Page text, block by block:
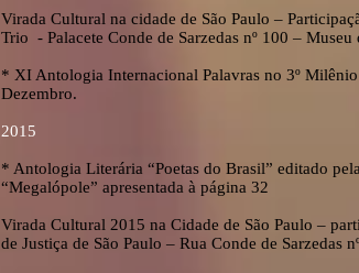
Virada Cultural na cidade de São Paulo –
Trio - Palacete Conde de Sarzedas nº 100 –
* XI Antologia Internacional Palavras no 3º
Dezembro.
2015
* Antologia Literária “Poetas do Brasil” editado
“Megalópole” apresentada à página 32
Virada Cultural 2015 na Cidade de São Paulo –
de Justiça de São Paulo – Rua Conde de Sarzedas